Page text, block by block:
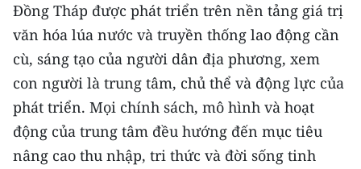
Đồng Tháp được phát triển trên nền tảng giá trị
văn hóa lúa nước và truyền thống lao động cần
cù, sáng tạo của người dân địa phương, xem
con người là trung tâm, chủ thể và động lực của
phát triển. Mọi chính sách, mô hình và hoạt
động của trung tâm đều hướng đến mục tiêu
nâng cao thu nhập, tri thức và đời sống tinh